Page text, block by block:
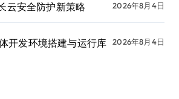
云安全防护新策略 2026年8月4日
开发环境搭建与运行库
2026年8月4日